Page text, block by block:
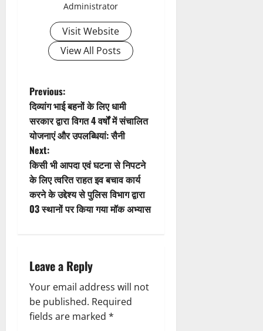
t
i
o
n
Administrator
Visit Website
View All Posts
P
o
s
t
n
a
i
g
a
Previous:
दिव्यांग भाई बहनों के लिए धामी
सरकार द्वारा विगत 4 वर्षों में संचालित
योजनाएं और उपलब्धियां: सैनी
Next:
किसी भी आपदा एवं घटना से निपटने
के लिए त्वरित राहत इव बचाव कार्य
करने के उद्देश्य से पुलिस विभाग द्वारा
03 स्थानों पर किया गया मॉक अभ्यास
Leave a Reply
Your email address will not
be published. Required
fields are marked *